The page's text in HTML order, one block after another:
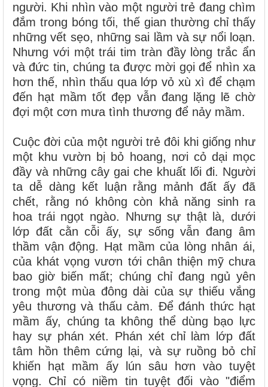
người. Khi nhìn vào một người trẻ đang chìm
đắm trong bóng tối, thế gian thường chỉ thấy
những vết sẹo, những sai lầm và sự nổi loạn.
Nhưng với một trái tim tràn đầy lòng trắc ẩn
và đức tin, chúng ta được mời gọi để nhìn xa
hơn thế, nhìn thấu qua lớp vỏ xù xì để chạm
đến hạt mầm tốt đẹp vẫn đang lặng lẽ chờ
đợi một cơn mưa tình thương để nảy mầm.
Cuộc đời của một người trẻ đôi khi giống như
một khu vườn bị bỏ hoang, nơi cỏ dại mọc
đầy và những cây gai che khuất lối đi. Người
ta dễ dàng kết luận rằng mảnh đất ấy đã
chết, rằng nó không còn khả năng sinh ra
hoa trái ngọt ngào. Nhưng sự thật là, dưới
lớp đất cằn cỗi ấy, sự sống vẫn đang âm
thầm vận động. Hạt mầm của lòng nhân ái,
của khát vọng vươn tới chân thiện mỹ chưa
bao giờ biến mất; chúng chỉ đang ngủ yên
trong một mùa đông dài của sự thiếu vắng
yêu thương và thấu cảm. Để đánh thức hạt
mầm ấy, chúng ta không thể dùng bạo lực
hay sự phán xét. Phán xét chỉ làm lớp đất
tâm hồn thêm cứng lại, và sự ruồng bỏ chỉ
khiến hạt mầm ấy lún sâu hơn vào tuyệt
vọng. Chỉ có niềm tin tuyệt đối vào "điểm